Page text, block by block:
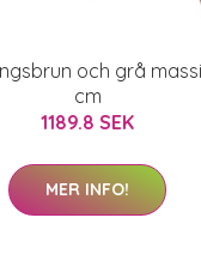
och grå
cm
1189.8 SEK
MER INFO!